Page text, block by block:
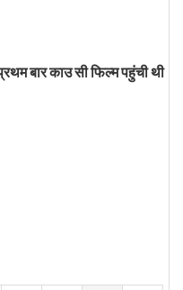
बार काउ सी फिल्म पहुंची थी